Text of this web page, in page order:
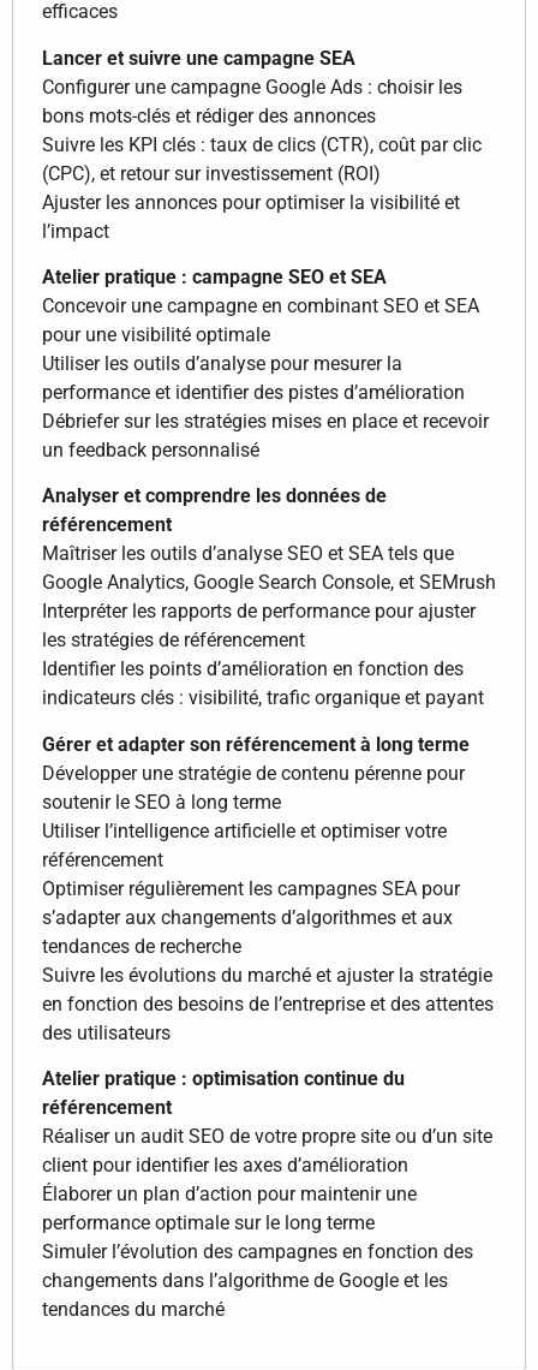
efficaces
Lancer et suivre une campagne SEA
Configurer une campagne Google Ads : choisir les
bons mots-clés et rédiger des annonces
Suivre les KPI clés : taux de clics (CTR), coût par clic
(CPC), et retour sur investissement (ROI)
Ajuster les annonces pour optimiser la visibilité et
l’impact
Atelier pratique : campagne SEO et SEA
Concevoir une campagne en combinant SEO et SEA
pour une visibilité optimale
Utiliser les outils d’analyse pour mesurer la
performance et identifier des pistes d’amélioration
Débriefer sur les stratégies mises en place et recevoir
un feedback personnalisé
Analyser et comprendre les données de
référencement
Maîtriser les outils d’analyse SEO et SEA tels que
Google Analytics, Google Search Console, et SEMrush
Interpréter les rapports de performance pour ajuster
les stratégies de référencement
Identifier les points d’amélioration en fonction des
indicateurs clés : visibilité, trafic organique et payant
Gérer et adapter son référencement à long terme
Développer une stratégie de contenu pérenne pour
soutenir le SEO à long terme
Utiliser l’intelligence artificielle et optimiser votre
référencement
Optimiser régulièrement les campagnes SEA pour
s’adapter aux changements d’algorithmes et aux
tendances de recherche
Suivre les évolutions du marché et ajuster la stratégie
en fonction des besoins de l’entreprise et des attentes
des utilisateurs
Atelier pratique : optimisation continue du
référencement
Réaliser un audit SEO de votre propre site ou d’un site
client pour identifier les axes d’amélioration
Élaborer un plan d’action pour maintenir une
performance optimale sur le long terme
Simuler l’évolution des campagnes en fonction des
changements dans l’algorithme de Google et les
tendances du marché